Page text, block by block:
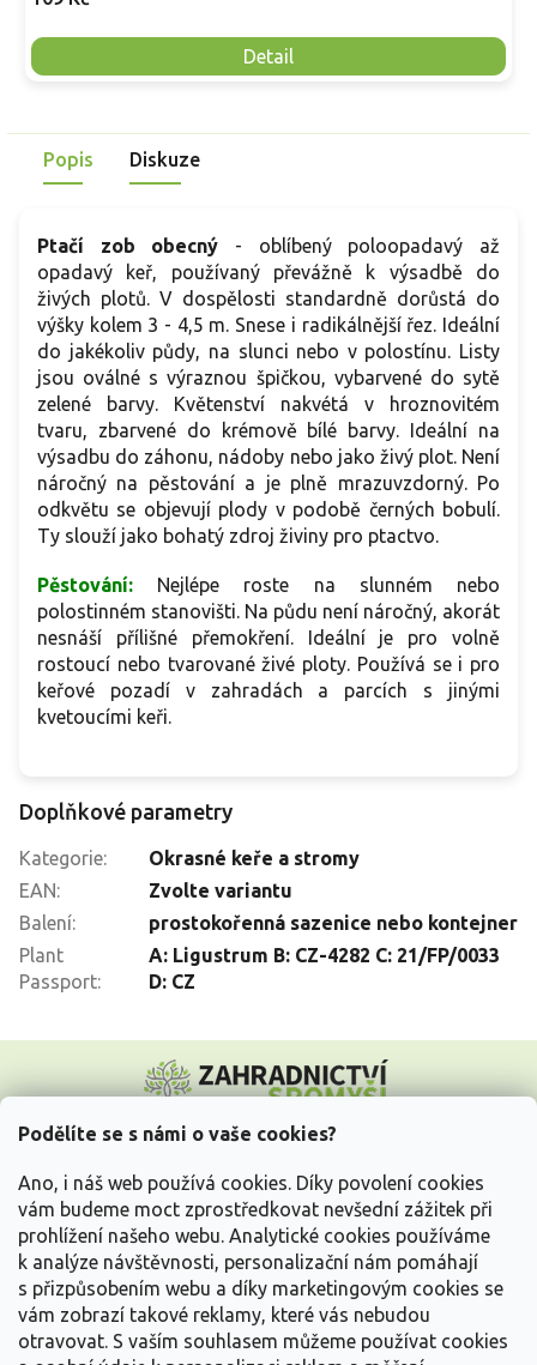
Podělíte se s námi o vaše cookies?
Ano, i náš web používá cookies. Díky povolení cookies
vám budeme moct zprostředkovat nevšední zážitek při
prohlížení našeho webu. Analytické cookies používáme
k analýze návštěvnosti, personalizační nám pomáhají
s přizpůsobením webu a díky marketingovým cookies se
vám zobrazí takové reklamy, které vás nebudou
otravovat. S vaším souhlasem můžeme používat cookies
Detail
Popis Diskuze
Ptačí zob obecný - oblíbený poloopadavý až
opadavý keř, používaný převážně k výsadbě do
živých plotů. V dospělosti standardně dorůstá do
výšky kolem 3 - 4,5 m. Snese i radikálnější řez. Ideální
do jakékoliv půdy, na slunci nebo v polostínu. Listy
jsou oválné s výraznou špičkou, vybarvené do sytě
zelené barvy. Květenství nakvétá v hroznovitém
tvaru, zbarvené do krémově bílé barvy. Ideální na
výsadbu do záhonu, nádoby nebo jako živý plot. Není
náročný na pěstování a je plně mrazuvzdorný. Po
odkvětu se objevují plody v podobě černých bobulí.
Ty slouží jako bohatý zdroj živiny pro ptactvo.
Pěstování: Nejlépe roste na slunném nebo
polostinném stanovišti. Na půdu není náročný, akorát
nesnáší přílišné přemokření. Ideální je pro volně
rostoucí nebo tvarované živé ploty. Používá se i pro
keřové pozadí v zahradách a parcích s jinými
kvetoucími keři.
Doplňkové parametry
Kategorie:
Okrasné keře a stromy
EAN:
Zvolte variantu
Balení:
prostokořenná sazenice nebo kontejner
Plant
Passport:
A: Ligustrum B: CZ-4282 C: 21/FP/0033
D: CZ
p
Vše o nákupu
Informace pro Vás
Kontakujte nás